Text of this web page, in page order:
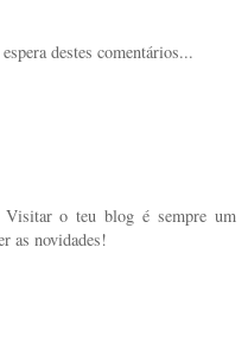
destes comentários...
Visitar o teu blog é sempre um
as novidades!